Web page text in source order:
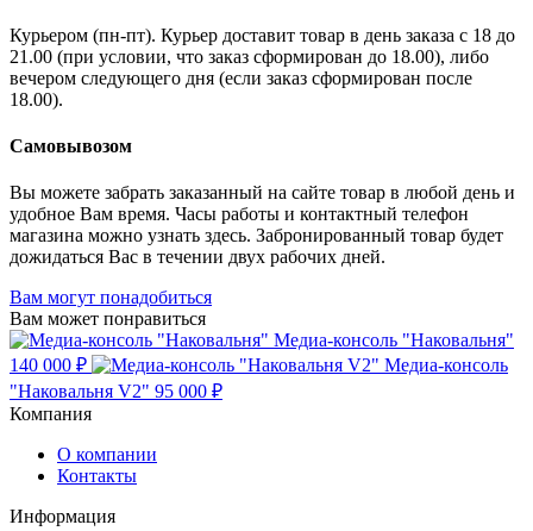
Курьером (пн-пт). Курьер доставит товар в день заказа с 18 до
21.00 (при условии, что заказ сформирован до 18.00), либо
вечером следующего дня (если заказ сформирован после
18.00).
Самовывозом
Вы можете забрать заказанный на сайте товар в любой день и
удобное Вам время. Часы работы и контактный телефон
магазина можно узнать здесь. Забронированный товар будет
дожидаться Вас в течении двух рабочих дней.
Вам могут понадобиться
Вам может понравиться
Медиа-консоль "Наковальня"
140 000 ₽
Медиа-консоль
"Наковальня V2" 95 000 ₽
Компания
О компании
Контакты
Информация